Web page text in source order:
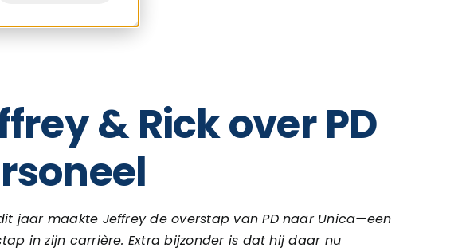
& Rick over PD
jaar maakte Jeffrey de overstap van PD naar Unica—een
in zijn carrière. Extra bijzonder is dat hij daar nu